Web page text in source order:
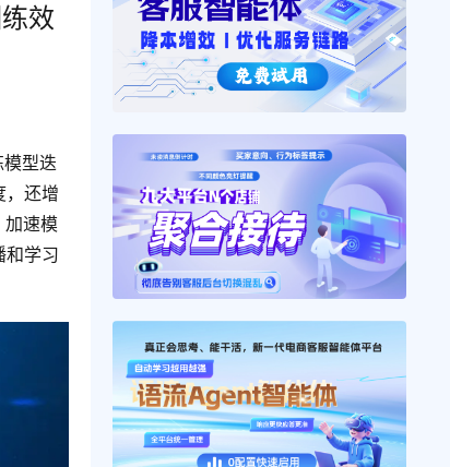
效
型迭
，还增
加速模
和学习